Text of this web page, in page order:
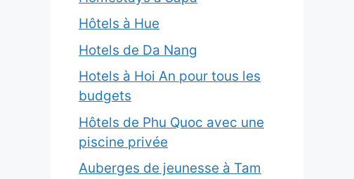
Hôtels à Hue
Hotels de Da Nang
Hotels à Hoi An pour tous les
budgets
Hôtels de Phu Quoc avec une
piscine privée
Auberges de jeunesse à Tam